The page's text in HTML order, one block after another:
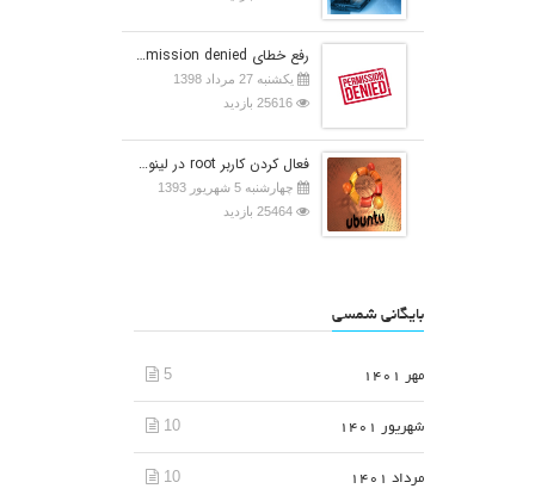
رفع خطای Permission denied در اوبونتو
یکشنبه 27 مرداد 1398
25616 بازدید
فعال کردن کاربر root در لینوکس اوبونتو
چهارشنبه 5 شهریور 1393
25464 بازدید
بایگانی شمسی
مهر 1401 5
شهریور 1401 10
مرداد 1401 10